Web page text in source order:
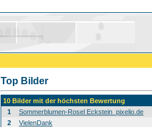
Top Bilder
10 Bilder mit der höchsten Bewertung
1
Sommerblumen-Rosel Eckstein_pixelio.de
2
VielenDank